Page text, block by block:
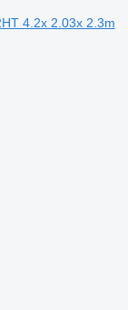
4.2x 2.03x 2.3m